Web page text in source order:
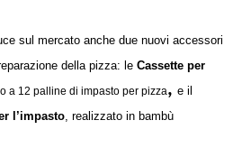
sul mercato anche due nuovi accessori
della pizza: le Cassette per
a 12 palline di impasto per pizza, e il
l’impasto, realizzato in bambù